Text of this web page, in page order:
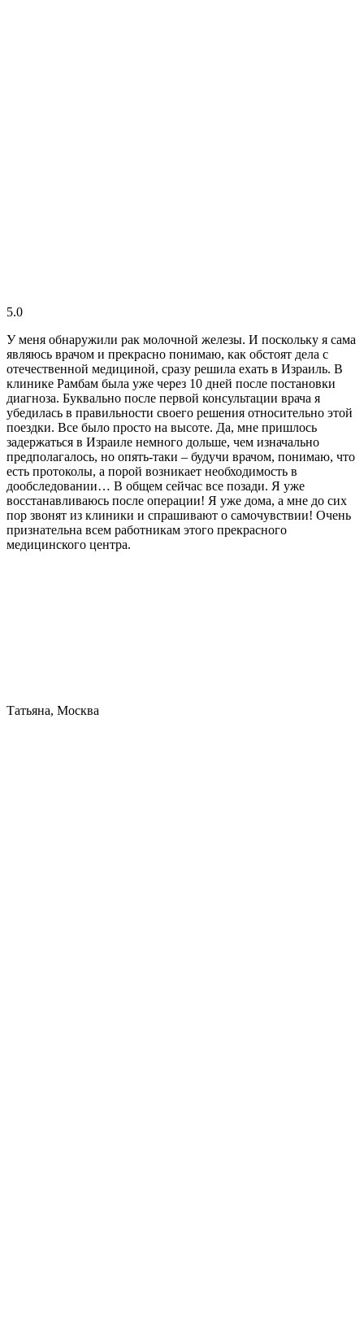
5.0
У меня обнаружили рак молочной железы. И поскольку я сама
являюсь врачом и прекрасно понимаю, как обстоят дела с
отечественной медициной, сразу решила ехать в Израиль. В
клинике Рамбам была уже через 10 дней после постановки
диагноза. Буквально после первой консультации врача я
убедилась в правильности своего решения относительно этой
поездки. Все было просто на высоте. Да, мне пришлось
задержаться в Израиле немного дольше, чем изначально
предполагалось, но опять-таки – будучи врачом, понимаю, что
есть протоколы, а порой возникает необходимость в
дообследовании… В общем сейчас все позади. Я уже
восстанавливаюсь после операции! Я уже дома, а мне до сих
пор звонят из клиники и спрашивают о самочувствии! Очень
признательна всем работникам этого прекрасного
медицинского центра.
Татьяна, Москва